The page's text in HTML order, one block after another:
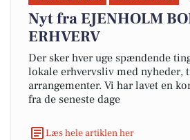
Nyt fra EJENHOLM
ERHVERV
Der sker hver uge spændende
lokale erhvervsliv med nyheder,
arrangementer. Vi har lavet en
fra de seneste dage
Læs hele artiklen her